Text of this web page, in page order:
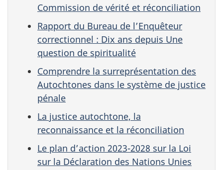
Commission de vérité et réconciliation
Rapport du Bureau de l’Enquêteur
correctionnel : Dix ans depuis Une
question de spiritualité
Comprendre la surreprésentation des
Autochtones dans le système de justice
pénale
La justice autochtone, la
reconnaissance et la réconciliation
Le plan d’action 2023-2028 sur la Loi
sur la Déclaration des Nations Unies